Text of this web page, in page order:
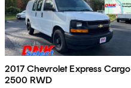
2017 Chevrolet Express Cargo
2500 RWD